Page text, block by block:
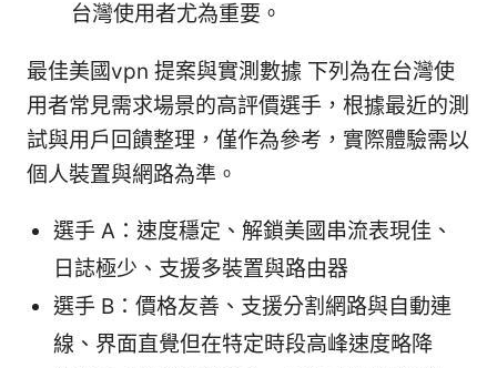
台灣使用者尤為重要。
最佳美國vpn 提案與實測數據 下列為在台灣使
用者常見需求場景的高評價選手，根據最近的測
試與用戶回饋整理，僅作為參考，實際體驗需以
個人裝置與網路為準。
選手 A：速度穩定、解鎖美國串流表現佳、
日誌極少、支援多裝置與路由器
選手 B：價格友善、支援分割網路與自動連
線、界面直覺但在特定時段高峰速度略降